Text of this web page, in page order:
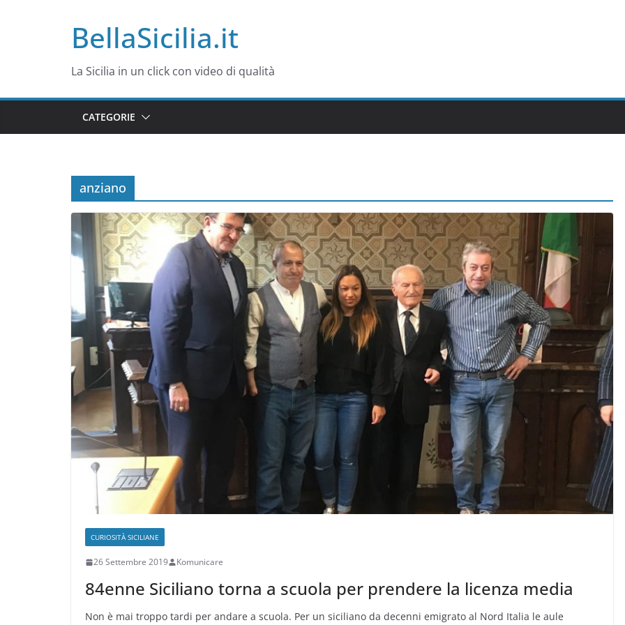
BellaSicilia.it
La Sicilia in un click con video di qualità
CATEGORIE
anziano
CURIOSITÀ SICILIANE
26 Settembre 2019 Komunicare
84enne Siciliano torna a scuola per prendere la licenza media
Non è mai troppo tardi per andare a scuola. Per un siciliano da decenni emigrato al Nord Italia le aule